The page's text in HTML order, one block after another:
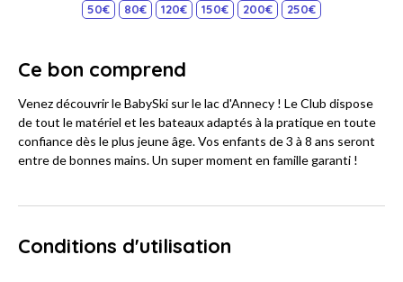
50€ 80€ 120€ 150€ 200€ 250€
Ce bon comprend
Venez découvrir le BabySki sur le lac d'Annecy ! Le Club dispose
de tout le matériel et les bateaux adaptés à la pratique en toute
confiance dès le plus jeune âge. Vos enfants de 3 à 8 ans seront
entre de bonnes mains. Un super moment en famille garanti !
Conditions d'utilisation